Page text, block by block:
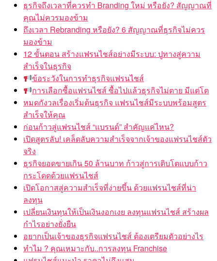
ธุรกิจถึงเวลาที่ควรทำ Branding ใหม่ หรือยัง? สัญญาณที่
คุณไม่ควรมองข้าม
ถึงเวลา Rebranding หรือยัง? 6 สัญญาณที่ธุรกิจไม่ควร
มองข้าม
12 ขั้นตอน สร้างแฟรนไชส์อย่างมีระบบ: ปูทางสู่ความ
สำเร็จในธุรกิจ
ข้อระวังในการทำธุรกิจแฟรนไชส์
การเลือกซื้อแฟรนไชส์ ซื้อไปแล้วธุรกิจไม่ตาย มีแต่โต
หมดกังวลเรื่องเริ่มต้นธุรกิจ แฟรนไชส์มีระบบพร้อมสูตร
สำเร็จให้คุณ
ก่อนก้าวสู่แฟรนไชส์ “แบรนด์” สำคัญแค่ไหน?
เปิดสูตรลับ! เคล็ดลับความสำเร็จจากเจ้าของแฟรนไชส์ตัว
จริง
ธุรกิจยอดขายเกิน 50 ล้านบาท ก้าวสู่การเติบโตแบบก้าว
กระโดดด้วยแฟรนไชส์
เปิดโอกาสสู่ความสำเร็จที่ง่ายขึ้น ด้วยแฟรนไชส์ที่น่า
ลงทุน
เปลี่ยนเงินทุนให้เป็นเงินงอกเงย ลงทุนแฟรนไชส์ สร้างผล
กำไรอย่างยั่งยืน
อยากเป็นเจ้าของธุรกิจแฟรนไชส์ ต้องเตรียมตัวอย่างไร
ทำไม ? คุณเหมาะกับ..การลงทุน Franchise